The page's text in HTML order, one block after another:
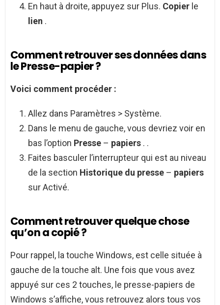
En haut à droite, appuyez sur Plus. Copier le
lien .
Comment retrouver ses données dans
le Presse-papier ?
Voici comment procéder :
Allez dans Paramètres > Système.
Dans le menu de gauche, vous devriez voir en
bas l’option Presse – papiers . .
Faites basculer l’interrupteur qui est au niveau
de la section Historique du presse – papiers
sur Activé.
Comment retrouver quelque chose
qu’on a copié ?
Pour rappel, la touche Windows, est celle située à
gauche de la touche alt. Une fois que vous avez
appuyé sur ces 2 touches, le presse-papiers de
Windows s’affiche, vous retrouvez alors tous vos